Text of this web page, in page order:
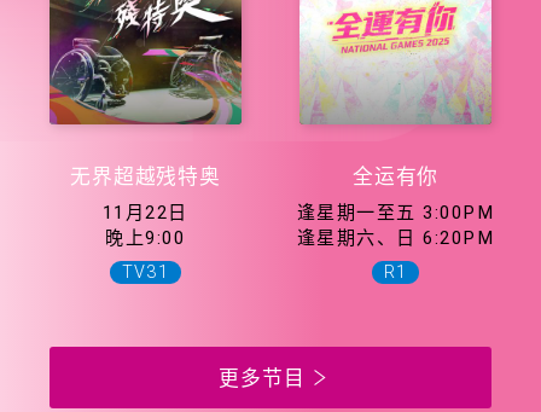
无界超越残特奥
11月22日
晚上9:00
TV31
全运有你
逢星期一至五 3:00PM
逢星期六、日 6:20PM
R1
更多节目